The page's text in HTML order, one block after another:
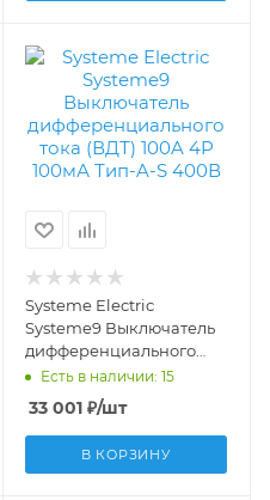
Systeme Electric
Systeme9 Выключатель
дифференциального
тока (ВДТ) 100A 4P
100мА Тип-A-S 400В
S9R28491
Есть в наличии: 15
33 001₽/шт
В КОРЗИНУ